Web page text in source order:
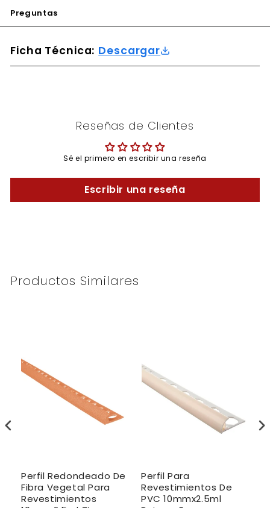
Preguntas
Ficha Técnica: Descargar
Reseñas de Clientes
Sé el primero en escribir una reseña
Escribir una reseña
Productos Similares
Perfil Redondeado De
Fibra Vegetal Para
Revestimientos
Perfil Para
Revestimientos De
PVC 10mmx2.5ml